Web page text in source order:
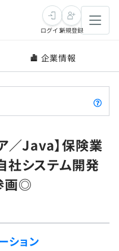
ログイン新規登録
企業情報
／Java】保険業
社システム開発
画◎
ション